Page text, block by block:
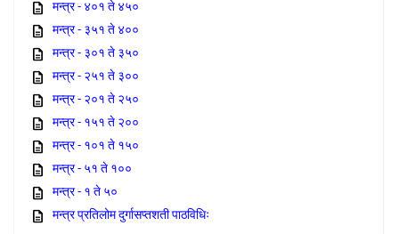
मन्त्र - ४०१ ते ४५०
मन्त्र - ३५१ ते ४००
मन्त्र - ३०१ ते ३५०
मन्त्र - २५१ ते ३००
मन्त्र - २०१ ते २५०
मन्त्र - १५१ ते २००
मन्त्र - १०१ ते १५०
मन्त्र - ५१ ते १००
मन्त्र - १ ते ५०
मन्त्र प्रतिलोम दुर्गासप्तशती पाठविधिः